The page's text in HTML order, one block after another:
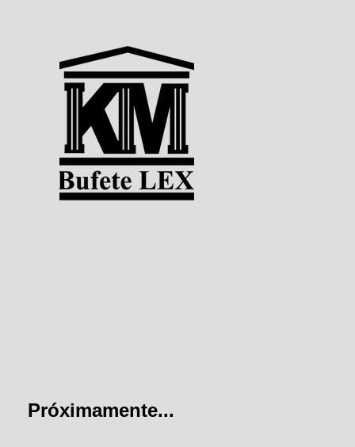
Próximamente...